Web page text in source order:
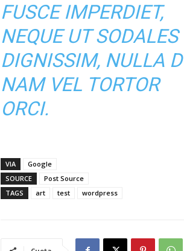
FUSCE IMPERDIET,
NEQUE UT SODALES
DIGNISSIM, NULLA
NAM VEL TORTOR
ORCI.
VIA
Google
SOURCE
Post Source
TAGS
art test wordpress